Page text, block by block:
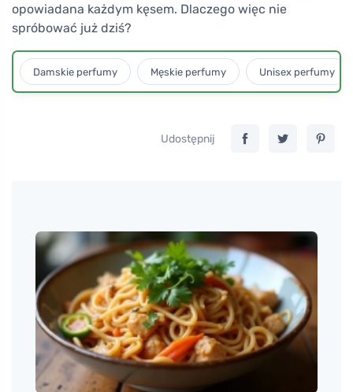
opowiadana każdym kęsem. Dlaczego więc nie
spróbować już dziś?
Damskie perfumy Męskie perfumy Unisex perfumy
Udostępnij